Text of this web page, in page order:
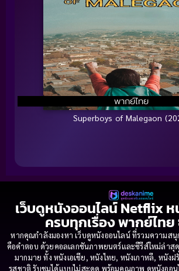
พากย์ไทย
Superboys of Malegaon
เว็บดูหนังออนไลน์ Netflix ห
ครบทุกเรื่อง พากย์ไทย
หากคุณกำลังมองหา เว็บดูหนังออนไลน์ ที่รวมความส
คือคำตอบ ด้วยคอลเลกชันภาพยนตร์และซีรีส์ใหม่ล่าสุ
มากมาย ทั้ง หนังเอเชีย, หนังไทย, หนังเกาหลี, หนัง
รสชาติ รับชมได้แบบไม่สะดุด พร้อมคุณภาพ ดูหนังออน